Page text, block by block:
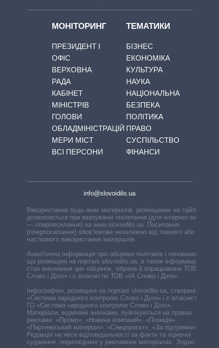
МОНІТОРИНГ
ПРЕЗИДЕНТ І
ОФІС
ВЕРХОВНА
РАДА
КАБІНЕТ
МІНІСТРІВ
ГОЛОВИ
ОБЛАДМІНІСТРАЦІЙ
МЕРИ МІСТ
ВСІ ПЕРСОНИ
ТЕМАТИКИ
БІЗНЕС
ЕКОНОМІКА
КУЛЬТУРА
НАУКА
НАЦІОНАЛЬНА
БЕЗПЕКА
ПОЛІТИКА
ПРАВО
СУСПІЛЬСТВО
ФІНАНСИ
info@slovoidilo.ua
Використання будь-яких матеріалів, розміщених на сайті,
дозволяється при вказуванні посилання (для інтернет-видань
— гіперпосилання) на www.slovoidilo.ua. Посилання
(гіперпосилання) обов’язкове незалежно від повного або
часткового використання матеріалів.
Аналітична інформація про обіцянки політиків і чиновників,
що розміщені на порталі slovoidilo.ua, а також інформація про
стан виконання цих обіцянок, зібрана й опрацьована ТОВ «ІА
Слово і Діло» і є власністю ТОВ «ІА Слово і Діло».
Інфографіки, розміщені на порталі slovoidilo.ua, створені ГО
«Система народного контролю Слово і Діло» і є власністю
ГО «Система народного контролю Слово і Діло».
Матеріали, відмічені значками, публікуються на правах
реклами: «Промо», «Новини компаній», «Позиція»,
«Партнерський матеріал», «Спецпроєкт», «За підтримки».
Редакція не несе відповідальності за факти та оціночні
судження, оприлюднені у рекламних матеріалах. Згідно з